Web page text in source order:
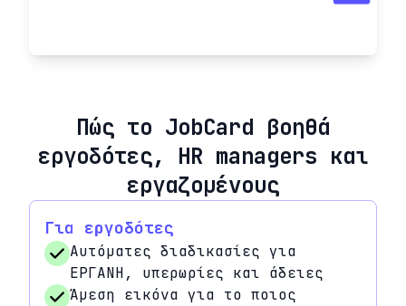
Πώς το JobCard βοηθά
εργοδότες, HR managers και
εργαζομένους
Για εργοδότες
Αυτόματες διαδικασίες για
ΕΡΓΑΝΗ, υπερωρίες και άδειες
Άμεση εικόνα για το ποιος